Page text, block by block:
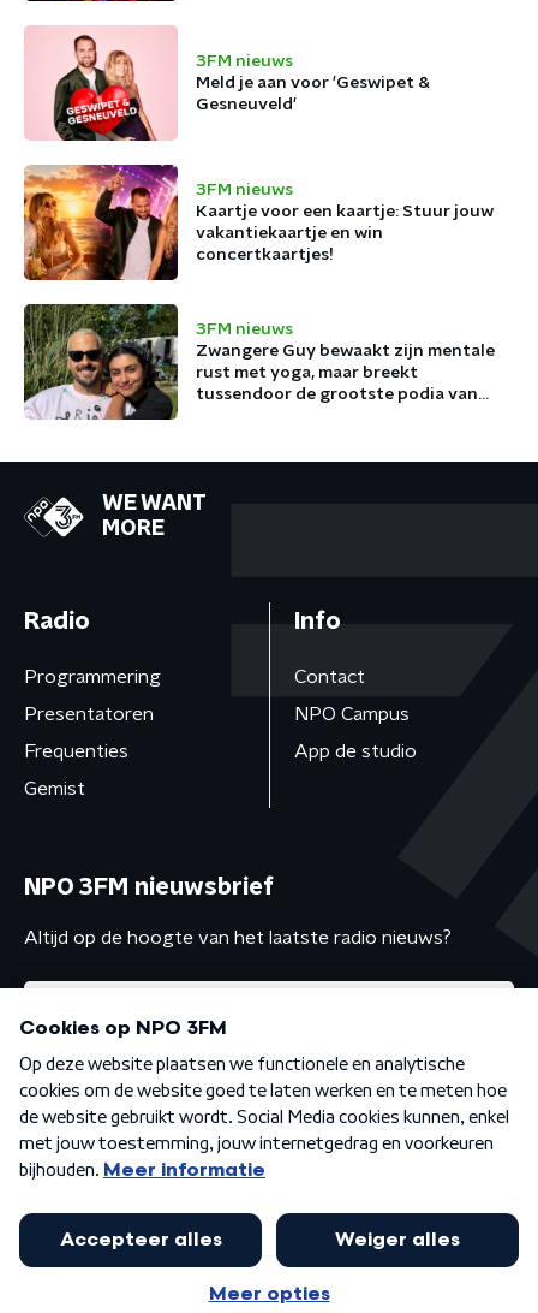
3FM nieuws
Meld je aan voor 'Geswipet &
Gesneuveld'
3FM nieuws
Kaartje voor een kaartje: Stuur jouw
vakantiekaartje en win
concertkaartjes!
3FM nieuws
Zwangere Guy bewaakt zijn mentale
rust met yoga, maar breekt
tussendoor de grootste podia van
WE WANT
MORE
Radio
Programmering
Presentatoren
Frequenties
Gemist
Info
Contact
NPO Campus
App de studio
NPO 3FM nieuwsbrief
Altijd op de hoogte van het laatste radio nieuws?
Algemene voorwaarden Privacybeleid